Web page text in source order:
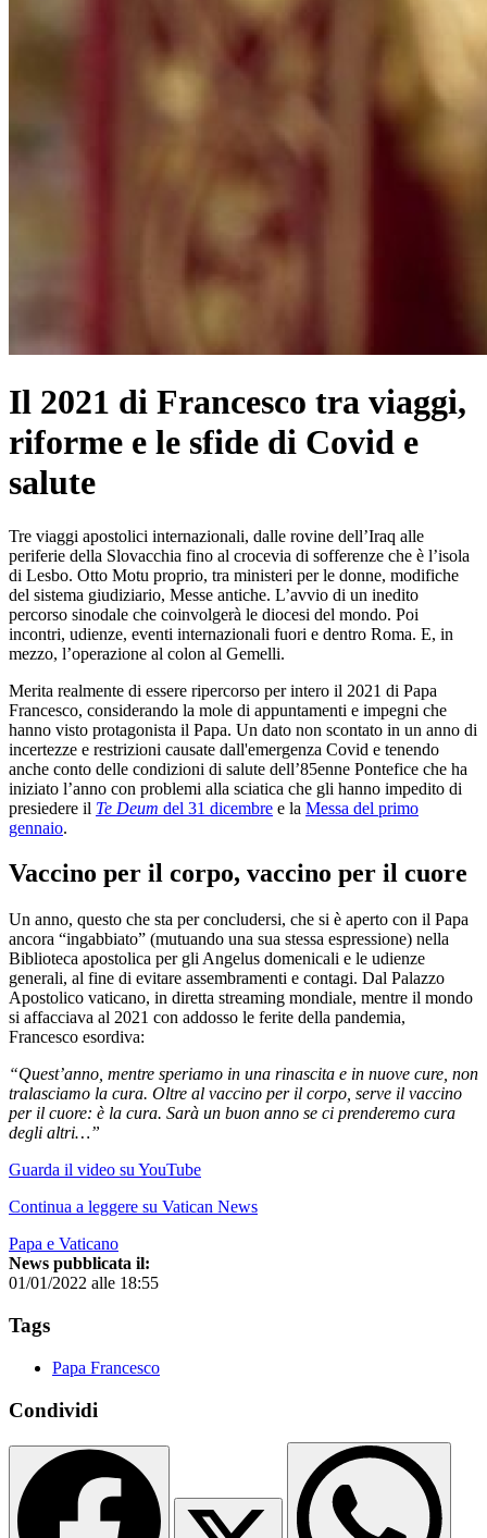
Il 2021 di Francesco tra viaggi,
riforme e le sfide di Covid e
salute
Tre viaggi apostolici internazionali, dalle rovine dell’Iraq alle
periferie della Slovacchia fino al crocevia di sofferenze che è l’isola
di Lesbo. Otto Motu proprio, tra ministeri per le donne, modifiche
del sistema giudiziario, Messe antiche. L’avvio di un inedito
percorso sinodale che coinvolgerà le diocesi del mondo. Poi
incontri, udienze, eventi internazionali fuori e dentro Roma. E, in
mezzo, l’operazione al colon al Gemelli.
Merita realmente di essere ripercorso per intero il 2021 di Papa
Francesco, considerando la mole di appuntamenti e impegni che
hanno visto protagonista il Papa. Un dato non scontato in un anno di
incertezze e restrizioni causate dall'emergenza Covid e tenendo
anche conto delle condizioni di salute dell’85enne Pontefice che ha
iniziato l’anno con problemi alla sciatica che gli hanno impedito di
presiedere il Te Deum del 31 dicembre e la Messa del primo
gennaio.
Vaccino per il corpo, vaccino per il cuore
Un anno, questo che sta per concludersi, che si è aperto con il Papa
ancora “ingabbiato” (mutuando una sua stessa espressione) nella
Biblioteca apostolica per gli Angelus domenicali e le udienze
generali, al fine di evitare assembramenti e contagi. Dal Palazzo
Apostolico vaticano, in diretta streaming mondiale, mentre il mondo
si affacciava al 2021 con addosso le ferite della pandemia,
Francesco esordiva:
“Quest’anno, mentre speriamo in una rinascita e in nuove cure, non
tralasciamo la cura. Oltre al vaccino per il corpo, serve il vaccino
per il cuore: è la cura. Sarà un buon anno se ci prenderemo cura
degli altri…”
Guarda il video su YouTube
Continua a leggere su Vatican News
Papa e Vaticano
News pubblicata il:
01/01/2022 alle 18:55
Tags
Papa Francesco
Condividi